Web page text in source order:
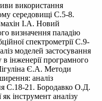
використання
середовищі С.5-8.
І.А. Новий
визначення паладію
спектрометрії С.9-
моделей застосування
інженерії програмного
Є.А. Методи
аналіз
С.18-21. Бородавко О.Д.
інструмент аналізу